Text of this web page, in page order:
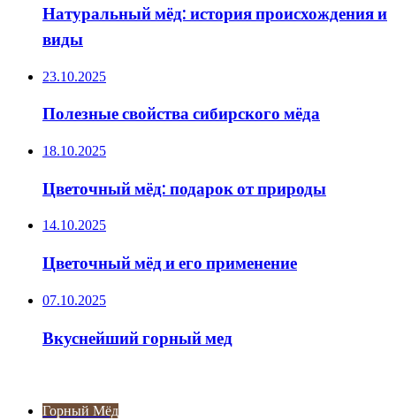
Натуральный мёд: история происхождения и
виды
23.10.2025
Полезные свойства сибирского мёда
18.10.2025
Цветочный мёд: подарок от природы
14.10.2025
Цветочный мёд и его применение
07.10.2025
Вкуснейший горный мед
Горный Мёд